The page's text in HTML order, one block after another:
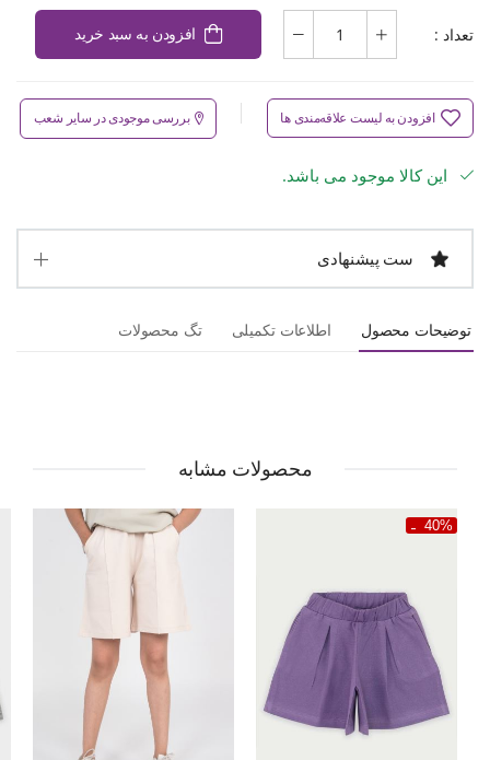
تعداد : افزودن به سبد خرید
افزودن به لیست علاقه‌مندی ها بررسی موجودی در سایر شعب
این کالا موجود می باشد.
ست پیشنهادی
توضیحات محصول اطلاعات تکمیلی تگ محصولات
محصولات مشابه
40%